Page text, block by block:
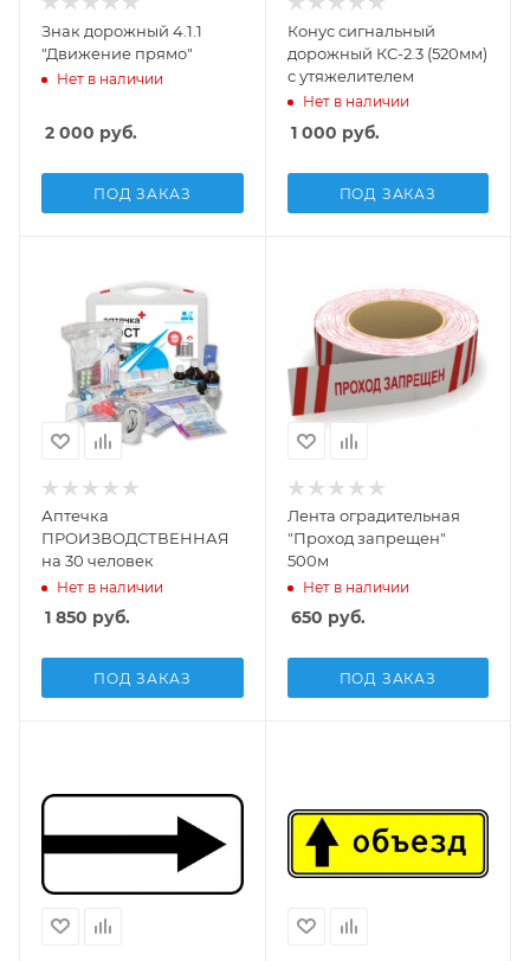
Знак дорожный 4.1.1
"Движение прямо"
Нет в наличии
2 000 руб.
ПОД ЗАКАЗ
Конус сигнальный
дорожный КС-2.3 (520мм)
с утяжелителем
Нет в наличии
1 000 руб.
ПОД ЗАКАЗ
Аптечка
ПРОИЗВОДСТВЕННАЯ
на 30 человек
Нет в наличии
1 850 руб.
ПОД ЗАКАЗ
Лента оградительная
"Проход запрещен"
500м
Нет в наличии
650 руб.
ПОД ЗАКАЗ